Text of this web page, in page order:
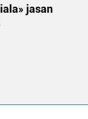
jasan